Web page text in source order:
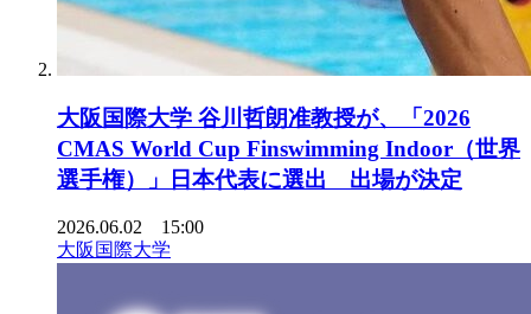
大阪国際大学 谷川哲朗准教授が、「2026
CMAS World Cup Finswimming Indoor（世界
選手権）」日本代表に選出 出場が決定
2026.06.02 15:00
大阪国際大学